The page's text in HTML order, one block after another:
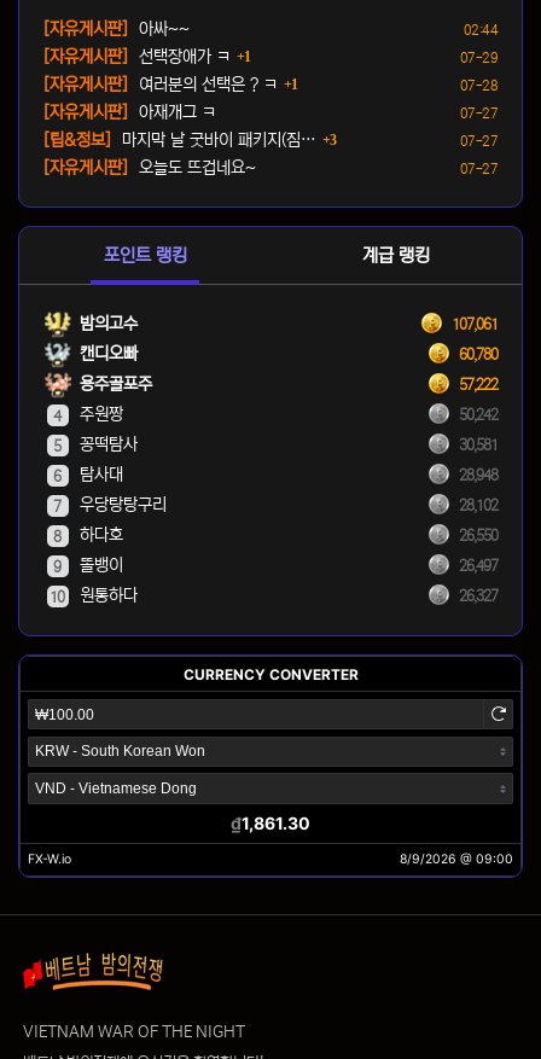
등록일
02:44
[자유게시판]
아싸~~
등록일
07-29
[자유게시판] 선택장애가 ㅋ 1
등록일
07-28
[자유게시판] 여러분의 선택은 ? ㅋ 1
등록일
07-27
[자유게시판]
아재개그 ㅋ
등록일
07-27
[팁&정보] 마지막 날 굿바이 패키지(짐… 3댓글
등록일
07-27
[자유게시판] 오늘도 뜨겁네요~
포인트 랭킹 계급 랭킹
밤의고수 107,061
캔디오빠 60,780
용주골포주 57,222
4 주원짱 50,242
5 꽁떡탐사 30,581
6 탐사대 28,948
7 우당탕탕구리 28,102
8 하다호 26,550
9 똘뱅이 26,497
10 원통하다 26,327
VIETNAM WAR OF THE NIGHT